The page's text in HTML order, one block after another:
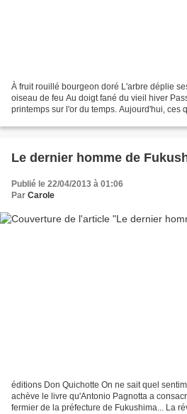
À fruit rouillé bourgeon doré L'arbre déplie
oiseau de feu Au doigt fané du vieil hiver
printemps sur l'or du temps. Aujourd'hui, ces
Le dernier homme de
Publié le 22/04/2013 à 01:06
Par Carole
éditions Don Quichotte On ne sait quel
achève le livre qu'Antonio Pagnotta a
fermier de la préfecture de Fukushima... La